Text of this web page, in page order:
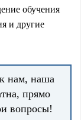
обучения
и другие
нам, наша
прямо
вопросы!